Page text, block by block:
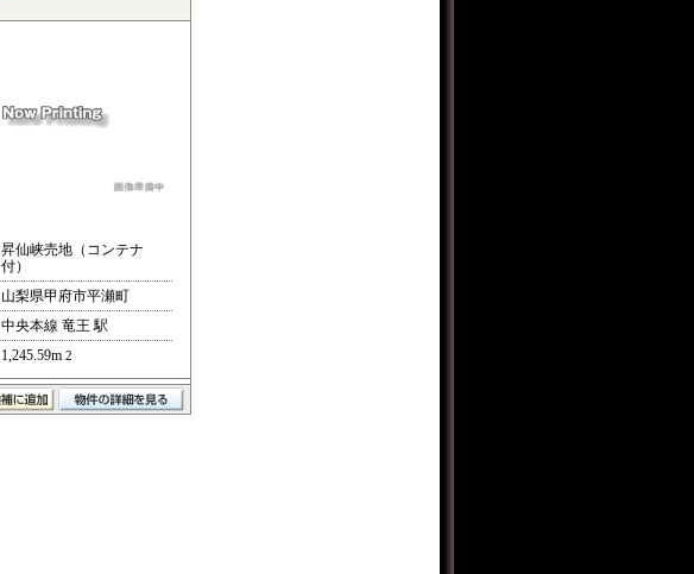
昇仙峡売地（コンテナ
付）
山梨県甲府市平瀬町
中央本線 竜王 駅
1,245.59m 2